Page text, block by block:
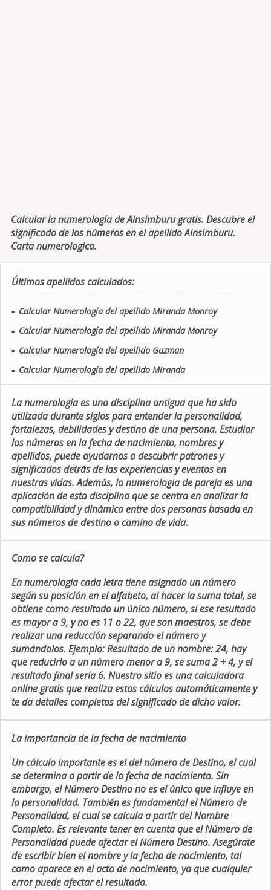
Calcular la numerología de Ainsimburu gratis. Descubre el
significado de los números en el apellido Ainsimburu.
Carta numerologica.
Últimos apellidos calculados:
■ Calcular Numerología del apellido Miranda Monroy
■ Calcular Numerología del apellido Miranda Monroy
■ Calcular Numerología del apellido Guzman
■ Calcular Numerología del apellido Miranda
La numerologia es una disciplina antigua que ha sido
utilizada durante siglos para entender la personalidad,
fortalezas, debilidades y destino de una persona. Estudiar
los números en la fecha de nacimiento, nombres y
apellidos, puede ayudarnos a descubrir patrones y
significados detrás de las experiencias y eventos en
nuestras vidas. Además, la numerologia de pareja es una
aplicación de esta disciplina que se centra en analizar la
compatibilidad y dinámica entre dos personas basada en
sus números de destino o camino de vida.
Como se calcula?
En numerologia cada letra tiene asignado un número
según su posición en el alfabeto, al hacer la suma total, se
obtiene como resultado un único número, si ese resultado
es mayor a 9, y no es 11 o 22, que son maestros, se debe
realizar una reducción separando el número y
sumándolos. Ejemplo: Resultado de un nombre: 24, hay
que reducirlo a un número menor a 9, se suma 2 + 4, y el
resultado final sería 6. Nuestro sitio es una calculadora
online gratis que realiza estos cálculos automáticamente y
te da detalles completos del significado de dicho valor.
La importancia de la fecha de nacimiento
Un cálculo importante es el del número de Destino, el cual
se determina a partir de la fecha de nacimiento. Sin
embargo, el Número Destino no es el único que influye en
la personalidad. También es fundamental el Número de
Personalidad, el cual se calcula a partir del Nombre
Completo. Es relevante tener en cuenta que el Número de
Personalidad puede afectar el Número Destino. Asegúrate
de escribir bien el nombre y la fecha de nacimiento, tal
como aparece en el acta de nacimiento, ya que cualquier
error puede afectar el resultado.